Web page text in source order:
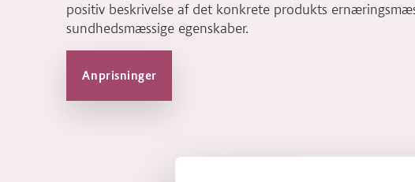
positiv beskrivelse af det konkrete produkts
sundhedsmæssige egenskaber.
Anprisninger